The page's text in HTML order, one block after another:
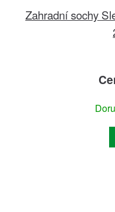
Zahradní sochy